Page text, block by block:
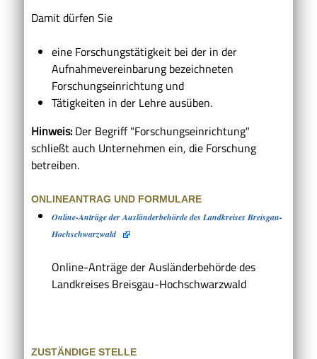
Damit dürfen Sie
eine Forschungstätigkeit bei der in der
Aufnahmevereinbarung bezeichneten
Forschungseinrichtung und
Tätigkeiten in der Lehre ausüben.
Hinweis: Der Begriff "Forschungseinrichtung"
schließt auch Unternehmen ein, die Forschung
betreiben.
ONLINEANTRAG UND FORMULARE
Online-Anträge der Ausländerbehörde des Landkreises Breisgau-
Hochschwarzwald
Online-Anträge der Ausländerbehörde des
Landkreises Breisgau-Hochschwarzwald
ZUSTÄNDIGE STELLE